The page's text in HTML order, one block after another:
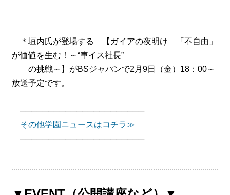
＊垣内氏が登場する 【ガイアの夜明け 「不自由」
が価値を生む！～“車イス社長”
の挑戦～】がBSジャパンで2月9日（金）18：00～
放送予定です。
──────────────────────
その他学園ニュースはコチラ≫
──────────────────────